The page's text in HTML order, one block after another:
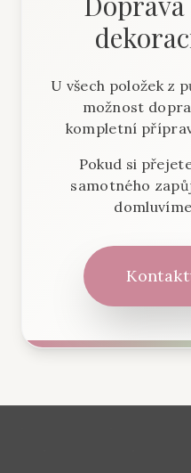
U všech položek z
možnost
kompletní
Pokud si
samotného